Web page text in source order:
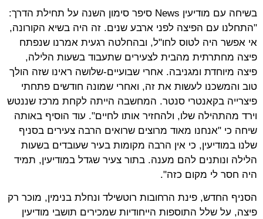
בשיחה עם מודיעין News סיפר סימון השנה על תחילת הדרך:
"התחלנו עם הפיצה לפני ארבע שנים. זה היה בשיא הקורונה,
אי אפשר היה לטוס לחו"ל, ובהחלטה רגעית אמרנו שנפתח
פיצה מחתרתית מהבית לצעירים שתעבוד בשעות הלילה,
פיצה מיוחדת ומגניבה. אחרי שבועיים-שלושה ראינו שזה הולך
טוב והמשכנו לעשות את זה, ואחרי שמונה חודשים פתחתי
פיצרייה בקאנטרי סנטר. המחשבה הייתה לקחת מרכז שננטש
וירד מהתהילה שלו, ולהחזיר אותו לחיים". עוד הוסיף באותה
שיחה כי "אנחנו מאוד מרוצים שרואים הרבה צעירים בסניף
שלנו במודיעין, כי אין הרבה מקומות בעיר שעובדים בשעות
הלילה ונותנים להם מענה. בתור צעיר שגדל במודיעין, תמיד
היה חסר לי מקום כזה".
הסניף החדש, פינת הרחובות רוטשילד ונחלת בנימין, מוכר רק
פיצה, על שלל התוספות הייחודיות שמכירים תושבי מודיעין